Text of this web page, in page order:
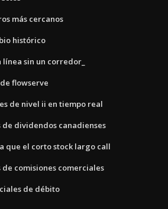
más cercanos
histórico
sin un corredor_
flowserve
de nivel ii en tiempo real
dividendos canadienses
que el corto stock largo call
comisiones comerciales
de débito